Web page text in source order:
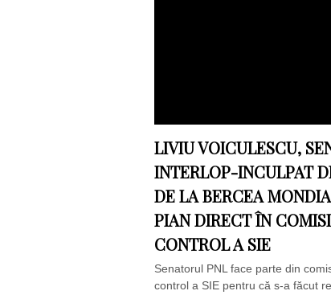
LIVIU VOICULESCU,
INTERLOP-INCULPAT
DE LA BERCEA
PIAN DIRECT ÎN
CONTROL A SIE
Senatorul PNL face parte din
control a SIE pentru că s-a făcut